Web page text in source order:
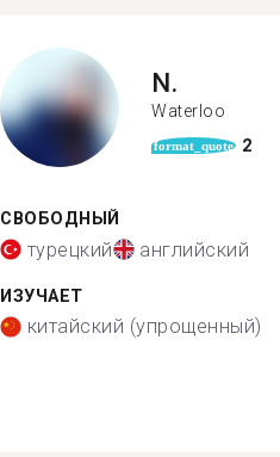
N.
Waterloo
format_quote 2
СВОБОДНЫЙ
турецкий английский
ИЗУЧАЕТ
китайский (упрощенный)